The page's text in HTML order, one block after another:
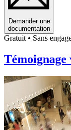
Demander une
documentation
Gratuit • Sans